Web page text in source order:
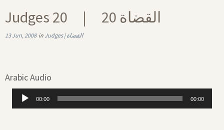
Judges 20 | 20 القضاة
13 Jun, 2008in Judges | القضاة
Arabic Audio
Audio
Player
00:00 00:00